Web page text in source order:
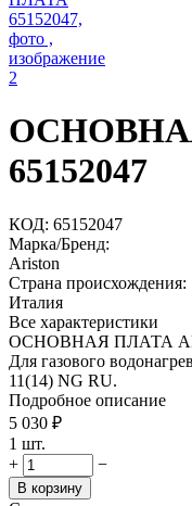
65152047
КОД: 65152047
Марка/Бренд:
Ariston
Страна происхождения:
Италия
Все характеристики
ОСНОВНАЯ ПЛАТА
Для газового
11(14) NG RU.
Подробное описание
5 030 ₽
1 шт.
+
−
В корзину